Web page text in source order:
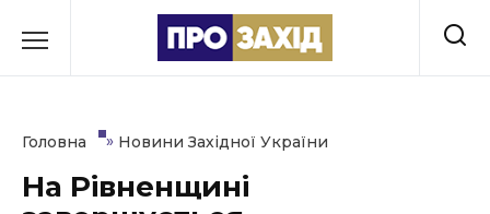
до
Головна » Новини Західної України
На Рівненщині